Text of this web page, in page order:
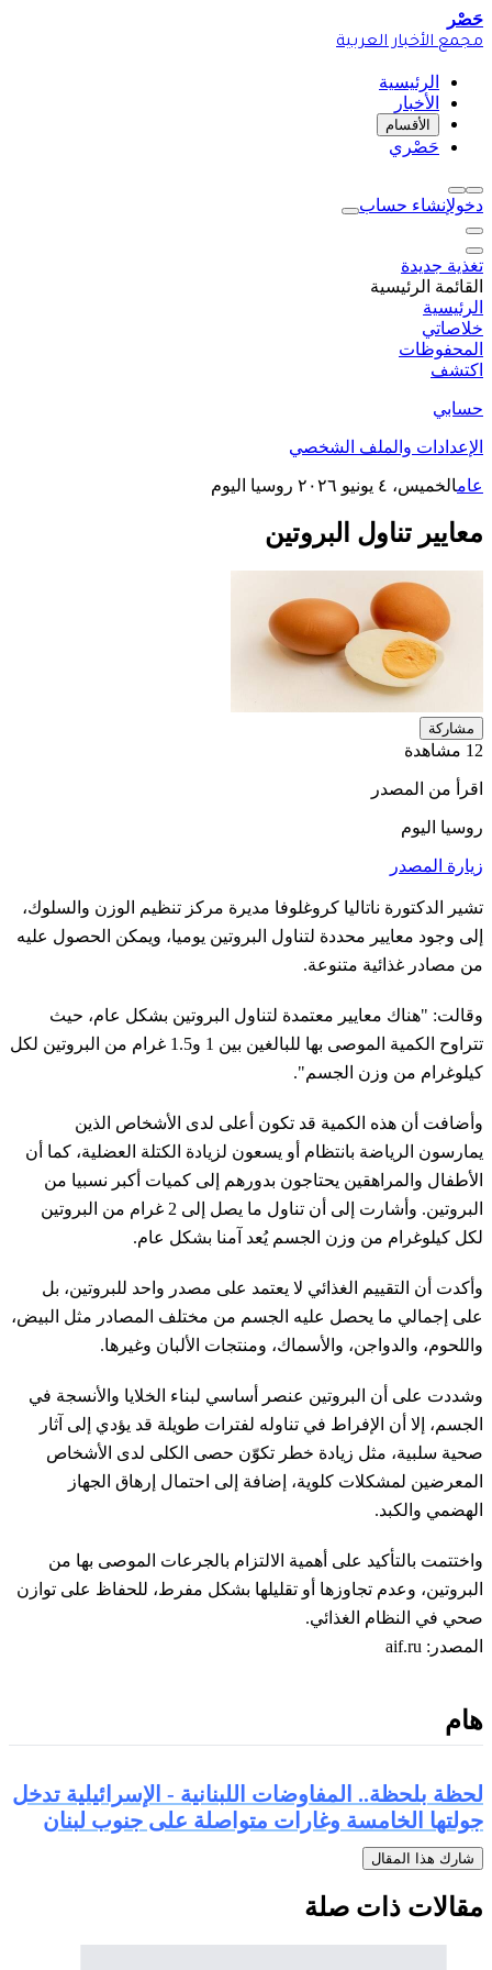
حَصْر
مجمع الأخبار العربية
الرئيسية
الأخبار
الأقسام
حَصْري
دخولإنشاء حساب
تغذية جديدة
القائمة الرئيسية
الرئيسية
خلاصاتي
المحفوظات
اكتشف
حسابي
الإعدادات والملف الشخصي
عامالخميس، ٤ يونيو ٢٠٢٦ روسيا اليوم
معايير تناول البروتين
مشاركة
12 مشاهدة
اقرأ من المصدر
روسيا اليوم
زيارة المصدر
تشير الدكتورة ناتاليا كروغلوفا مديرة مركز تنظيم الوزن والسلوك،
إلى وجود معايير محددة لتناول البروتين يوميا، ويمكن الحصول عليه
من مصادر غذائية متنوعة.
وقالت: "هناك معايير معتمدة لتناول البروتين بشكل عام، حيث
تتراوح الكمية الموصى بها للبالغين بين 1 و1.5 غرام من البروتين لكل
كيلوغرام من وزن الجسم".
وأضافت أن هذه الكمية قد تكون أعلى لدى الأشخاص الذين
يمارسون الرياضة بانتظام أو يسعون لزيادة الكتلة العضلية، كما أن
الأطفال والمراهقين يحتاجون بدورهم إلى كميات أكبر نسبيا من
البروتين. وأشارت إلى أن تناول ما يصل إلى 2 غرام من البروتين
لكل كيلوغرام من وزن الجسم يُعد آمنا بشكل عام.
وأكدت أن التقييم الغذائي لا يعتمد على مصدر واحد للبروتين، بل
على إجمالي ما يحصل عليه الجسم من مختلف المصادر مثل البيض،
واللحوم، والدواجن، والأسماك، ومنتجات الألبان وغيرها.
وشددت على أن البروتين عنصر أساسي لبناء الخلايا والأنسجة في
الجسم، إلا أن الإفراط في تناوله لفترات طويلة قد يؤدي إلى آثار
صحية سلبية، مثل زيادة خطر تكوّن حصى الكلى لدى الأشخاص
المعرضين لمشكلات كلوية، إضافة إلى احتمال إرهاق الجهاز
الهضمي والكبد.
واختتمت بالتأكيد على أهمية الالتزام بالجرعات الموصى بها من
البروتين، وعدم تجاوزها أو تقليلها بشكل مفرط، للحفاظ على توازن
صحي في النظام الغذائي.
المصدر: aif.ru
هام
لحظة بلحظة.. المفاوضات اللبنانية - الإسرائيلية تدخل
جولتها الخامسة وغارات متواصلة على جنوب لبنان
شارك هذا المقال
مقالات ذات صلة